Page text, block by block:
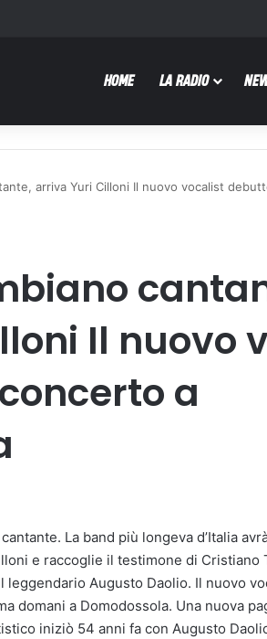
HOME LA RADIO
arriva Yuri Cilloni Il nuovo vocalist
Il nuovo
a
La band più longeva d’Italia
e raccoglie il testimone di Cristiano
leggendario Augusto Daolio. Il nuovo
domani a Domodossola. Una nuova
iniziò 54 anni fa con Augusto